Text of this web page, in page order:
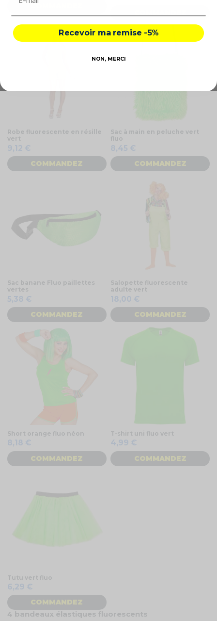
COMMANDEZ
Robe fluorescente en résille
vert
9,12 €
COMMANDEZ
Sac à main en peluche vert
fluo
8,45 €
COMMANDEZ
Sac banane Fluo paillettes
vertes
5,38 €
COMMANDEZ
Salopette fluorescente
adulte vert
18,00 €
COMMANDEZ
Short orange fluo néon
8,18 €
COMMANDEZ
T-shirt uni fluo vert
4,99 €
COMMANDEZ
Tutu vert fluo
6,29 €
COMMANDEZ
4 bandeaux élastiques fluorescents
Recevoir ma remise -5%
NON, MERCI